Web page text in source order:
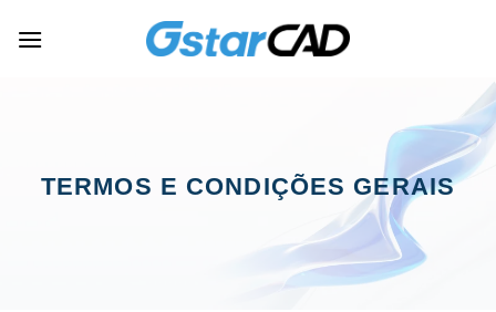
TERMOS E CONDIÇÕES GERAIS